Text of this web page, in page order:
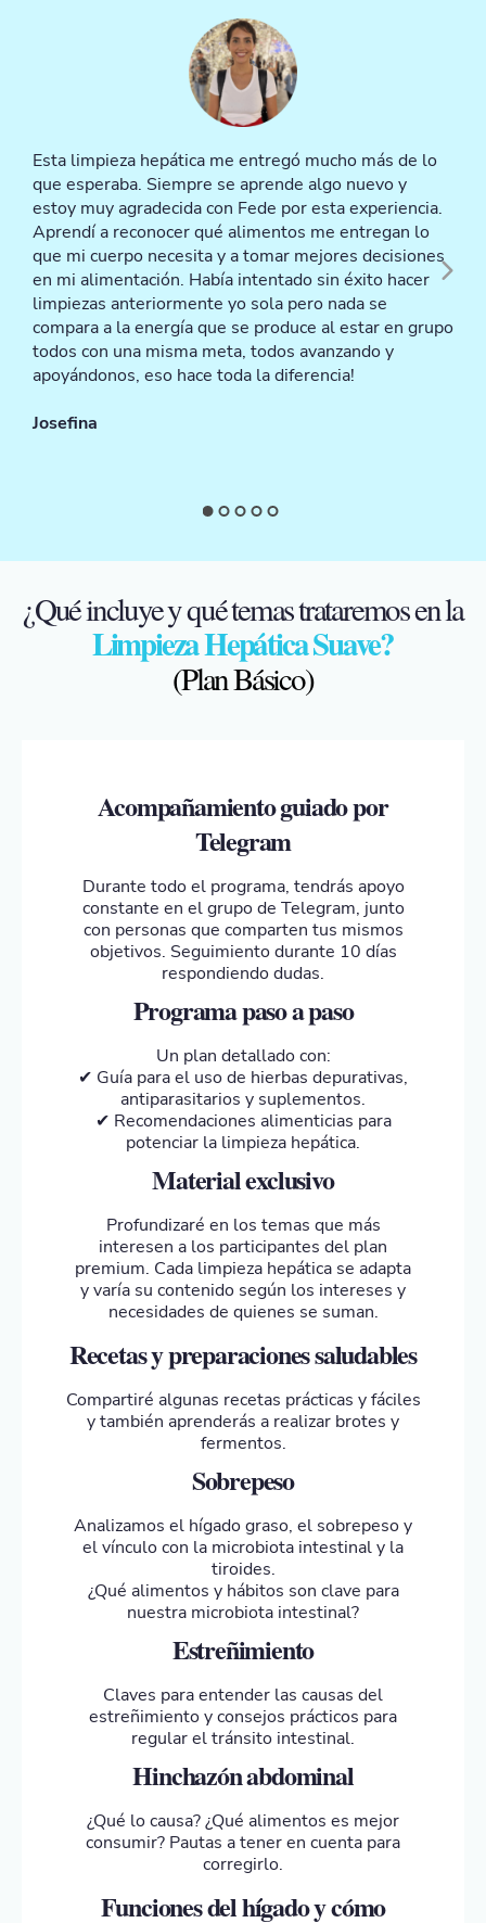
Esta limpieza hepática me entregó mucho más de lo
que esperaba. Siempre se aprende algo nuevo y
estoy muy agradecida con Fede por esta experiencia.
Aprendí a reconocer qué alimentos me entregan lo
que mi cuerpo necesita y a tomar mejores decisiones
en mi alimentación. Había intentado sin éxito hacer
limpiezas anteriormente yo sola pero nada se
compara a la energía que se produce al estar en grupo
todos con una misma meta, todos avanzando y
apoyándonos, eso hace toda la diferencia!
Josefina
¿Qué incluye y qué temas trataremos en la
Limpieza Hepática Suave?
(Plan Básico)
Acompañamiento guiado por
Telegram
Durante todo el programa, tendrás apoyo
constante en el grupo de Telegram, junto
con personas que comparten tus mismos
objetivos. Seguimiento durante 10 días
respondiendo dudas.
Programa paso a paso
Un plan detallado con:
✔ Guía para el uso de hierbas depurativas,
antiparasitarios y suplementos.
✔ Recomendaciones alimenticias para
potenciar la limpieza hepática.
Material exclusivo
Profundizaré en los temas que más
interesen a los participantes del plan
premium. Cada limpieza hepática se adapta
y varía su contenido según los intereses y
necesidades de quienes se suman.
Recetas y preparaciones saludables
Compartiré algunas recetas prácticas y fáciles
y también aprenderás a realizar brotes y
fermentos.
Sobrepeso
Analizamos el hígado graso, el sobrepeso y
el vínculo con la microbiota intestinal y la
tiroides.
¿Qué alimentos y hábitos son clave para
nuestra microbiota intestinal?
Estreñimiento
Claves para entender las causas del
estreñimiento y consejos prácticos para
regular el tránsito intestinal.
Hinchazón abdominal
¿Qué lo causa? ¿Qué alimentos es mejor
consumir? Pautas a tener en cuenta para
corregirlo.
Funciones del hígado y cómo